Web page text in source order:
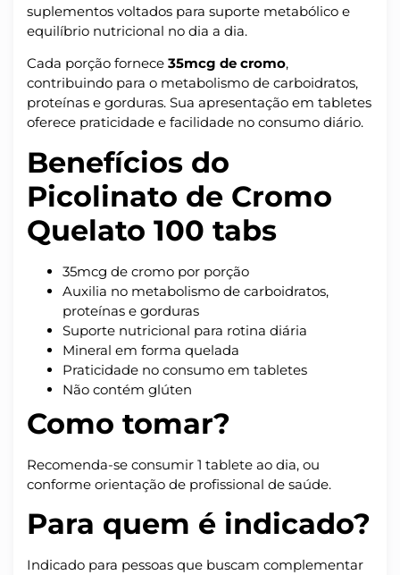
suplementos voltados para suporte metabólico e
equilíbrio nutricional no dia a dia.
Cada porção fornece 35mcg de cromo,
contribuindo para o metabolismo de carboidratos,
proteínas e gorduras. Sua apresentação em tabletes
oferece praticidade e facilidade no consumo diário.
Benefícios do
Picolinato de Cromo
Quelato 100 tabs
35mcg de cromo por porção
Auxilia no metabolismo de carboidratos,
proteínas e gorduras
Suporte nutricional para rotina diária
Mineral em forma quelada
Praticidade no consumo em tabletes
Não contém glúten
Como tomar?
Recomenda-se consumir 1 tablete ao dia, ou
conforme orientação de profissional de saúde.
Para quem é indicado?
Indicado para pessoas que buscam complementar